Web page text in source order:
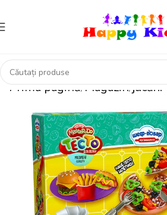
Prima pagină Magazin jucării